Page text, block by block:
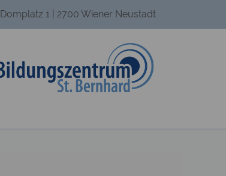
Domplatz 1 | 2700 Wiener Neustadt